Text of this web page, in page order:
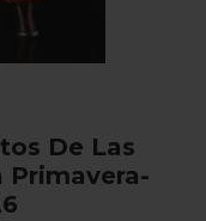
De Las
Primavera-